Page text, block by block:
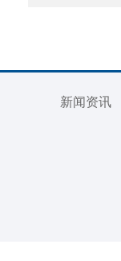
新闻资讯